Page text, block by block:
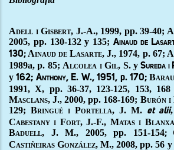
Adell i Gisbert, J.-A., 1999, pp. 39-40; A
2005, pp. 130-132 y 135;Ainaud de
130;Ainaud de Lasarte, J., 1974, p. 67;
1989a, p. 85; Alcolea i Gil, S. ySureda i
y 162; Anthony, E. W., 1951, p. 170;B
1991, X, pp. 36-37, 123-125, 153,
Masclans, J.,2000, pp. 168-169; Burón i
129; Bringué i Portella, J. M. et alii
Cabestany i Fort, J.-F., Matas i
Baduell, J. M., 2005, pp. 151-154;
Castiñeiras González, M.,2008, pp. 56 y